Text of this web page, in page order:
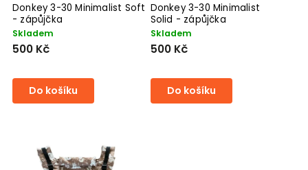
Donkey 3-30 Minimalist Soft
- zápůjčka
Skladem
500 Kč
Do košíku
Donkey 3-30 Minimalist
Solid - zápůjčka
Skladem
500 Kč
Do košíku